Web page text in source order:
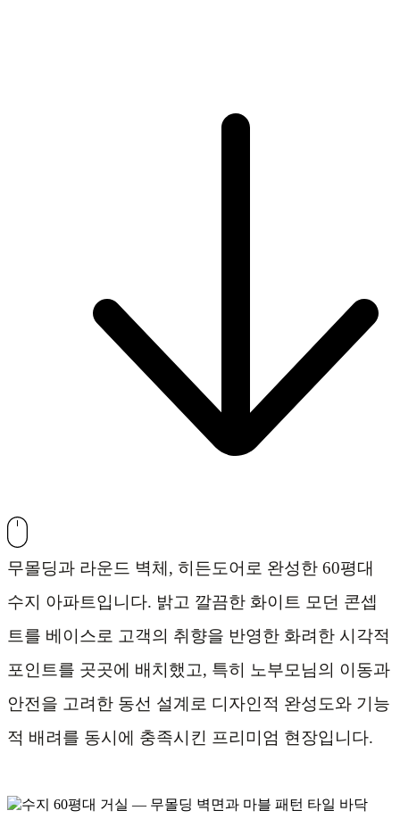
무몰딩과 라운드 벽체, 히든도어로 완성한 60평대
수지 아파트입니다. 밝고 깔끔한 화이트 모던 콘셉
트를 베이스로 고객의 취향을 반영한 화려한 시각적
포인트를 곳곳에 배치했고, 특히 노부모님의 이동과
안전을 고려한 동선 설계로 디자인적 완성도와 기능
적 배려를 동시에 충족시킨 프리미엄 현장입니다.